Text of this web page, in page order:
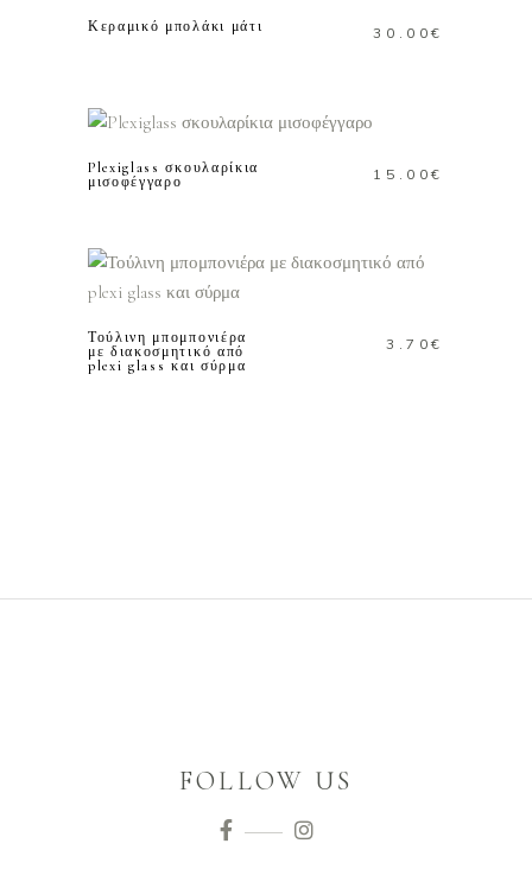
Κεραμικό μπολάκι μάτι 30.00€
Plexiglass σκουλαρίκια
μισοφέγγαρο
15.00€
ΠΡΟΣΘΗΚΗ ΣΤΟ
Τούλινη μπομπονιέρα
με διακοσμητικό από
plexi glass και σύρμα
3.70€
FOLLOW US